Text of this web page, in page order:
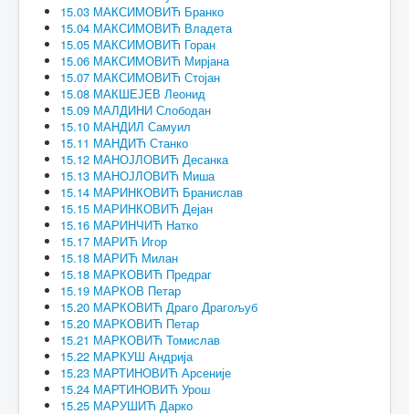
15.03 МАКСИМОВИЋ Бранко
15.04 МАКСИМОВИЋ Владета
15.05 МАКСИМОВИЋ Горан
15.06 МАКСИМОВИЋ Мирјана
15.07 МАКСИМОВИЋ Стојан
15.08 МАКШЕЈЕВ Леонид
15.09 МАЛДИНИ Слободан
15.10 МАНДИЛ Самуил
15.11 МАНДИЋ Станко
15.12 МАНОЈЛОВИЋ Десанка
15.13 МАНОЈЛОВИЋ Миша
15.14 МАРИНКОВИЋ Бранислав
15.15 МАРИНКОВИЋ Дејан
15.16 МАРИНЧИЋ Натко
15.17 МАРИЋ Игор
15.18 МАРИЋ Милан
15.18 МАРКОВИЋ Предраг
15.19 МАРКОВ Петар
15.20 МАРКОВИЋ Драго Драгољуб
15.20 МАРКОВИЋ Петар
15.21 МАРКОВИЋ Томислав
15.22 МАРКУШ Андрија
15.23 МАРТИНОВИЋ Арсеније
15.24 МАРТИНОВИЋ Урош
15.25 МАРУШИЋ Дарко